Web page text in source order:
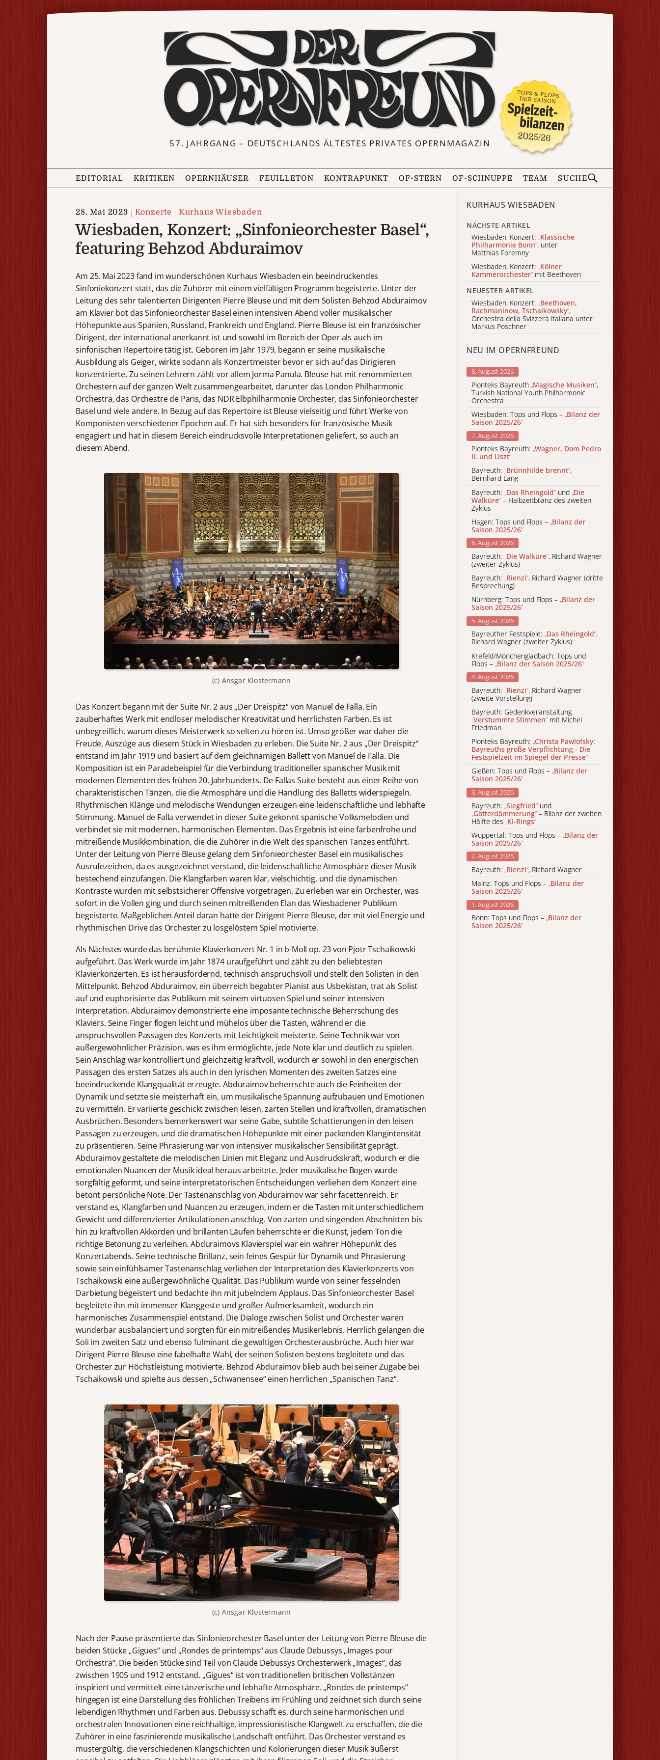
57. JAHRGANG – DEUTSCHLANDS ÄLTESTES PRIVATES OPERNMAGAZIN
EDITORIAL KRITIKEN OPERNHÄUSER FEUILLETON KONTRAPUNKT OF-STERN OF-SCHNUPPE TEAM SUCHE
28. Mai 2023 Konzerte Kurhaus Wiesbaden
Wiesbaden, Konzert: „Sinfonieorchester Basel“,
featuring Behzod Abduraimov
Am 25. Mai 2023 fand im wunderschönen Kurhaus Wiesbaden ein beeindruckendes
Sinfoniekonzert statt, das die Zuhörer mit einem vielfältigen Programm begeisterte. Unter der
Leitung des sehr talentierten Dirigenten Pierre Bleuse und mit dem Solisten Behzod Abduraimov
am Klavier bot das Sinfonieorchester Basel einen intensiven Abend voller musikalischer
Höhepunkte aus Spanien, Russland, Frankreich und England. Pierre Bleuse ist ein französischer
Dirigent, der international anerkannt ist und sowohl im Bereich der Oper als auch im
sinfonischen Repertoire tätig ist. Geboren im Jahr 1979, begann er seine musikalische
Ausbildung als Geiger, wirkte sodann als Konzertmeister bevor er sich auf das Dirigieren
konzentrierte. Zu seinen Lehrern zählt vor allem Jorma Panula. Bleuse hat mit renommierten
Orchestern auf der ganzen Welt zusammengearbeitet, darunter das London Philharmonic
Orchestra, das Orchestre de Paris, das NDR Elbphilharmonie Orchester, das Sinfonieorchester
Basel und viele andere. In Bezug auf das Repertoire ist Bleuse vielseitig und führt Werke von
Komponisten verschiedener Epochen auf. Er hat sich besonders für französische Musik
engagiert und hat in diesem Bereich eindrucksvolle Interpretationen geliefert, so auch an
diesem Abend.
(c) Ansgar Klostermann
Das Konzert begann mit der Suite Nr. 2 aus „Der Dreispitz“ von Manuel de Falla. Ein
zauberhaftes Werk mit endloser melodischer Kreativität und herrlichsten Farben. Es ist
unbegreiflich, warum dieses Meisterwerk so selten zu hören ist. Umso größer war daher die
Freude, Auszüge aus diesem Stück in Wiesbaden zu erleben. Die Suite Nr. 2 aus „Der Dreispitz“
entstand im Jahr 1919 und basiert auf dem gleichnamigen Ballett von Manuel de Falla. Die
Komposition ist ein Paradebeispiel für die Verbindung traditioneller spanischer Musik mit
modernen Elementen des frühen 20. Jahrhunderts. De Fallas Suite besteht aus einer Reihe von
charakteristischen Tänzen, die die Atmosphäre und die Handlung des Balletts widerspiegeln.
Rhythmischen Klänge und melodische Wendungen erzeugen eine leidenschaftliche und lebhafte
Stimmung. Manuel de Falla verwendet in dieser Suite gekonnt spanische Volksmelodien und
verbindet sie mit modernen, harmonischen Elementen. Das Ergebnis ist eine farbenfrohe und
mitreißende Musikkombination, die die Zuhörer in die Welt des spanischen Tanzes entführt.
Unter der Leitung von Pierre Bleuse gelang dem Sinfonieorchester Basel ein musikalisches
Ausrufezeichen, da es ausgezeichnet verstand, die leidenschaftliche Atmosphäre dieser Musik
bestechend einzufangen. Die Klangfarben waren klar, vielschichtig, und die dynamischen
Kontraste wurden mit selbstsicherer Offensive vorgetragen. Zu erleben war ein Orchester, was
sofort in die Vollen ging und durch seinen mitreißenden Elan das Wiesbadener Publikum
begeisterte. Maßgeblichen Anteil daran hatte der Dirigent Pierre Bleuse, der mit viel Energie und
rhythmischen Drive das Orchester zu losgelöstem Spiel motivierte.
Als Nächstes wurde das berühmte Klavierkonzert Nr. 1 in b-Moll op. 23 von Pjotr Tschaikowski
aufgeführt. Das Werk wurde im Jahr 1874 uraufgeführt und zählt zu den beliebtesten
Klavierkonzerten. Es ist herausfordernd, technisch anspruchsvoll und stellt den Solisten in den
Mittelpunkt. Behzod Abduraimov, ein überreich begabter Pianist aus Usbekistan, trat als Solist
auf und euphorisierte das Publikum mit seinem virtuosen Spiel und seiner intensiven
Interpretation. Abduraimov demonstrierte eine imposante technische Beherrschung des
Klaviers. Seine Finger flogen leicht und mühelos über die Tasten, während er die
anspruchsvollen Passagen des Konzerts mit Leichtigkeit meisterte. Seine Technik war von
außergewöhnlicher Präzision, was es ihm ermöglichte, jede Note klar und deutlich zu spielen.
Sein Anschlag war kontrolliert und gleichzeitig kraftvoll, wodurch er sowohl in den energischen
Passagen des ersten Satzes als auch in den lyrischen Momenten des zweiten Satzes eine
beeindruckende Klangqualität erzeugte. Abduraimov beherrschte auch die Feinheiten der
Dynamik und setzte sie meisterhaft ein, um musikalische Spannung aufzubauen und Emotionen
zu vermitteln. Er variierte geschickt zwischen leisen, zarten Stellen und kraftvollen, dramatischen
Ausbrüchen. Besonders bemerkenswert war seine Gabe, subtile Schattierungen in den leisen
Passagen zu erzeugen, und die dramatischen Höhepunkte mit einer packenden Klangintensität
zu präsentieren. Seine Phrasierung war von intensiver musikalischer Sensibilität geprägt.
Abduraimov gestaltete die melodischen Linien mit Eleganz und Ausdruckskraft, wodurch er die
emotionalen Nuancen der Musik ideal heraus arbeitete. Jeder musikalische Bogen wurde
sorgfältig geformt, und seine interpretatorischen Entscheidungen verliehen dem Konzert eine
betont persönliche Note. Der Tastenanschlag von Abduraimov war sehr facettenreich. Er
verstand es, Klangfarben und Nuancen zu erzeugen, indem er die Tasten mit unterschiedlichem
Gewicht und differenzierter Artikulationen anschlug. Von zarten und singenden Abschnitten bis
hin zu kraftvollen Akkorden und brillanten Läufen beherrschte er die Kunst, jedem Ton die
richtige Betonung zu verleihen. Abduraimovs Klavierspiel war ein wahrer Höhepunkt des
Konzertabends. Seine technische Brillanz, sein feines Gespür für Dynamik und Phrasierung
sowie sein einfühlsamer Tastenanschlag verliehen der Interpretation des Klavierkonzerts von
Tschaikowski eine außergewöhnliche Qualität. Das Publikum wurde von seiner fesselnden
Darbietung begeistert und bedachte ihn mit jubelndem Applaus. Das Sinfonieorchester Basel
begleitete ihn mit immenser Klanggeste und großer Aufmerksamkeit, wodurch ein
harmonisches Zusammenspiel entstand. Die Dialoge zwischen Solist und Orchester waren
wunderbar ausbalanciert und sorgten für ein mitreißendes Musikerlebnis. Herrlich gelangen die
Soli im zweiten Satz und ebenso fulminant die gewaltigen Orchesterausbrüche. Auch hier war
Dirigent Pierre Bleuse eine fabelhafte Wahl, der seinen Solisten bestens begleitete und das
Orchester zur Höchstleistung motivierte. Behzod Abduraimov blieb auch bei seiner Zugabe bei
Tschaikowski und spielte aus dessen „Schwanensee“ einen herrlichen „Spanischen Tanz“.
(c) Ansgar Klostermann
Nach der Pause präsentierte das Sinfonieorchester Basel unter der Leitung von Pierre Bleuse die
beiden Stücke „Gigues“ und „Rondes de printemps“ aus Claude Debussys „Images pour
Orchestra“. Die beiden Stücke sind Teil von Claude Debussys Orchesterwerk „Images“, das
zwischen 1905 und 1912 entstand. „Gigues“ ist von traditionellen britischen Volkstänzen
inspiriert und vermittelt eine tänzerische und lebhafte Atmosphäre. „Rondes de printemps“
hingegen ist eine Darstellung des fröhlichen Treibens im Frühling und zeichnet sich durch seine
lebendigen Rhythmen und Farben aus. Debussy schafft es, durch seine harmonischen und
orchestralen Innovationen eine reichhaltige, impressionistische Klangwelt zu erschaffen, die die
Zuhörer in eine faszinierende musikalische Landschaft entführt. Das Orchester verstand es
mustergültig, die verschiedenen Klangschichten und Kolorierungen dieser Musik äußerst
KURHAUS WIESBADEN
NÄCHSTE ARTIKEL
Wiesbaden, Konzert: „Klassische
Philharmonie Bonn“, unter
Matthias Foremny
Wiesbaden, Konzert: „Kölner
Kammerorchester“ mit Beethoven
NEUESTER ARTIKEL
Wiesbaden, Konzert: „Beethoven,
Rachmaninow, Tschaikowsky“,
Orchestra della Svizzera italiana unter
Markus Poschner
NEU IM OPERNFREUND
8. August 2026
Pionteks Bayreuth „Magische Musiken“,
Turkish National Youth Philharmonic
Orchestra
Wiesbaden: Tops und Flops – „Bilanz der
Saison 2025/26“
7. August 2026
Pionteks Bayreuth: „Wagner, Dom Pedro
II. und Liszt“
Bayreuth: „Brünnhilde brennt“,
Bernhard Lang
Bayreuth: „Das Rheingold“ und „Die
Walküre“ – Halbzeitbilanz des zweiten
Zyklus
Hagen: Tops und Flops – „Bilanz der
Saison 2025/26“
6. August 2026
Bayreuth: „Die Walküre“, Richard Wagner
(zweiter Zyklus)
Bayreuth: „Rienzi“, Richard Wagner (dritte
Besprechung)
Nürnberg: Tops und Flops – „Bilanz der
Saison 2025/26“
5. August 2026
Bayreuther Festspiele: „Das Rheingold“,
Richard Wagner (zweiter Zyklus)
Krefeld/Mönchengladbach: Tops und
Flops – „Bilanz der Saison 2025/26“
4. August 2026
Bayreuth: „Rienzi“, Richard Wagner
(zweite Vorstellung)
Bayreuth: Gedenkveranstaltung
„Verstummte Stimmen“ mit Michel
Friedman
Pionteks Bayreuth: „Christa Pawlofsky:
Bayreuths große Verpflichtung - Die
Festspielzeit im Spiegel der Presse“
Gießen: Tops und Flops – „Bilanz der
Saison 2025/26“
3. August 2026
Bayreuth: „Siegfried“ und
„Götterdämmerung“ – Bilanz der zweiten
Hälfte des „KI-Rings“
Wuppertal: Tops und Flops – „Bilanz der
Saison 2025/26“
2. August 2026
Bayreuth: „Rienzi“, Richard Wagner
Mainz: Tops und Flops – „Bilanz der
Saison 2025/26“
1. August 2026
Bonn: Tops und Flops – „Bilanz der
Saison 2025/26“